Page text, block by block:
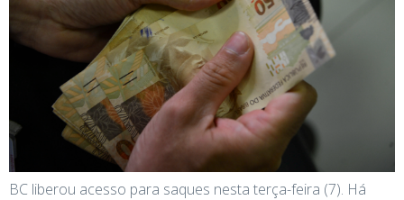
BC liberou acesso para saques nesta terça-feira (7). Há